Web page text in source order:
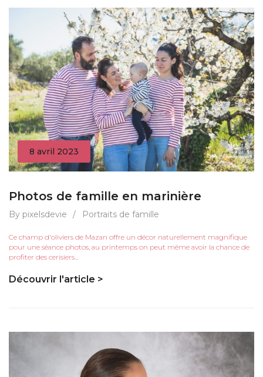
8 avril 2023
Photos de famille en marinière
By pixelsdevie / Portraits de famille
Ce champ d'oliviers de Mazan offre un décor naturellement magnifique
pour une séance photos, au printemps on peut même avoir la chance de
profiter des cerisiers...
Découvrir l'article >